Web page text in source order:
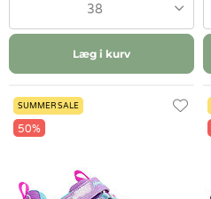
38
Læg i kurv
SUMMER SALE
50%